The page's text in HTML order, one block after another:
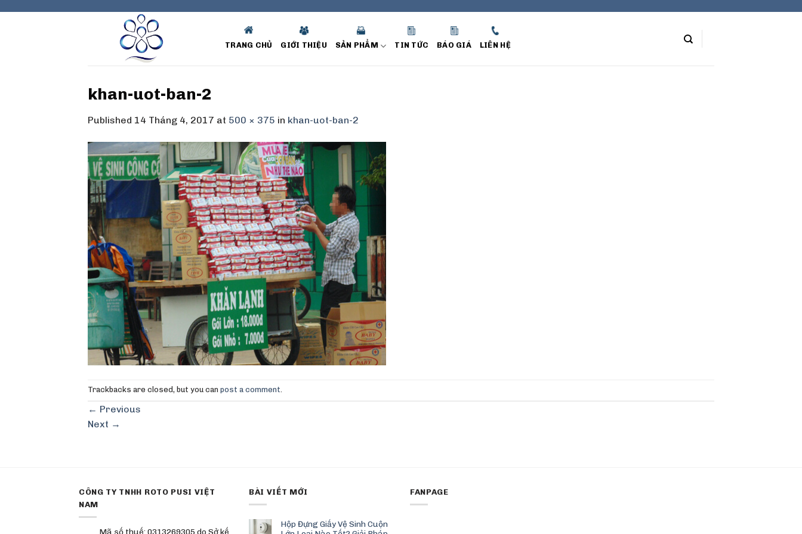
TRANG CHỦ GIỚI THIỆU SẢN PHẨM TIN TỨC BÁO GIÁ LIÊN HỆ
khan-uot-ban-2
Published 14 Tháng 4, 2017 at 500 × 375 in khan-uot-ban-2
Trackbacks are closed, but you can post a comment
← Previous
Next →
CÔNG TY TNHH ROTO PUSI VIỆT
NAM
Mã số thuế: 0313269305 do Sở kế
BÀI VIẾT MỚI
Hộp Đựng Giấy Vệ Sinh Cuộn
FANPAGE